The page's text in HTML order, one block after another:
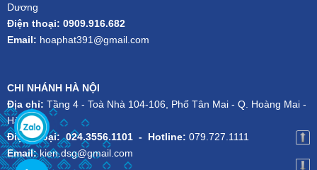
Dương
Điện thoại: 0909.916.682
Email: hoaphat391@gmail.com
CHI NHÁNH HÀ NỘI
Địa chỉ: Tầng 4 - Toà Nhà 104-106, Phố Tân Mai - Q. Hoàng Mai -
Hà Nội
Điện thoại: 024.3556.1101- Hotline: 079.727.1111
Email:kien.dsg@gmail.com